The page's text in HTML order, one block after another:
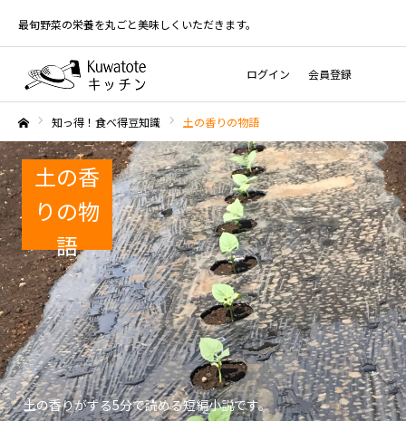
最旬野菜の栄養を丸ごと美味しくいただきます。
ログイン 会員登録
知っ得！食べ得豆知識 土の香りの物語
土の香
りの物
語
土の香りがする5分で読める短編小説です。